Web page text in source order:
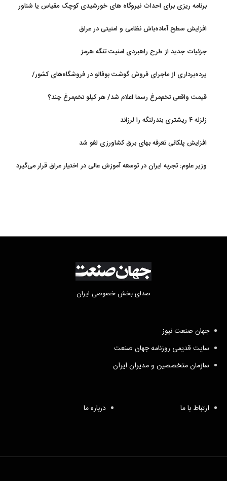
برنامه ریزی برای احداث نیروگاه های خورشیدی کوچک مقیاس یا شناور
افزایش سطح آماده‌باش نظامی و امنیتی در عراق
جزئیات جدید از طرح راهبردی امنیت تنگه هرمز
پرده‌برداری از ماجرای فروش گوشت بوفالو در فروشگاه‌های کشور/
قیمت واقعی تخم‌مرغ رسما اعلام شد/ هر کیلو تخم‌مرغ چند؟
زلزله ۴ ریشتری بندرلنگه را لرزاند
افزایش پلکانی تعرفه بهای برق کشاورزی لغو شد
وزیر علوم: تجربه ایران در توسعه آموزش عالی در اختیار عراق قرار می‌گیرد
صدای بخش خصوصی ایران
جهان صنعت نیوز
سایت قدیمی روزنامه جهان صنعت
سازمان متخصصین و مدیران ایران
ارتباط با ما درباره ما